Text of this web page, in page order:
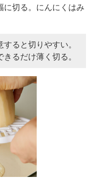
に切る。にんにくはみ
ると切りやすい。
るだけ薄く切る。